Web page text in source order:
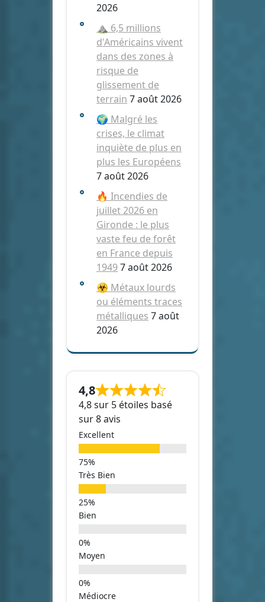
2026
⛰️ 6,5 millions
d'Américains vivent
dans des zones à
risque de
glissement de
terrain 7 août 2026
🌍 Malgré les
crises, le climat
inquiète de plus en
plus les Européens
7 août 2026
🔥 Incendies de
juillet 2026 en
Gironde : le plus
vaste feu de forêt
en France depuis
19497 août 2026
☣️ Métaux lourds
ou éléments traces
métalliques 7 août
2026
4,8
4,8 sur 5 étoiles basé
sur 8 avis
Excellent
Très Bien
Bien
Moyen
Médiocre